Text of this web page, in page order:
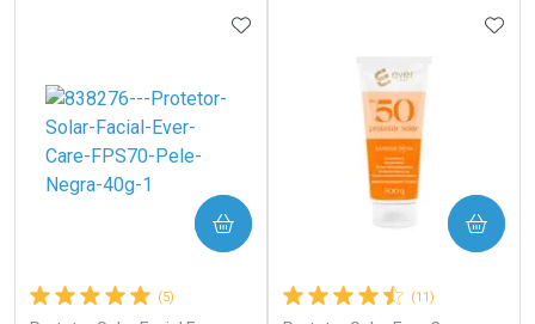
(5)
ADICIONAR AOS FAVORITOS
COMPRAR
(11)
COMPRAR